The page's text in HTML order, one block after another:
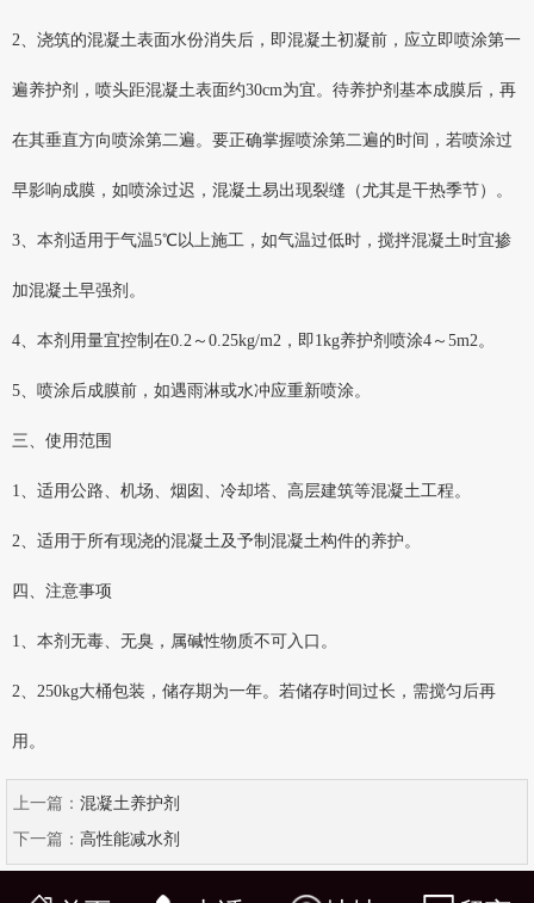
2、浇筑的混凝土表面水份消失后，即混凝土初凝前，应立即喷涂第一
遍养护剂，喷头距混凝土表面约30cm为宜。待养护剂基本成膜后，再
在其垂直方向喷涂第二遍。要正确掌握喷涂第二遍的时间，若喷涂过
早影响成膜，如喷涂过迟，混凝土易出现裂缝（尤其是干热季节）。
3、本剂适用于气温5℃以上施工，如气温过低时，搅拌混凝土时宜掺
加混凝土早强剂。
4、本剂用量宜控制在0.2～0.25kg/m2，即1kg养护剂喷涂4～5m2。
5、喷涂后成膜前，如遇雨淋或水冲应重新喷涂。
三、使用范围
1、适用公路、机场、烟囱、冷却塔、高层建筑等混凝土工程。
2、适用于所有现浇的混凝土及予制混凝土构件的养护。
四、注意事项
1、本剂无毒、无臭，属碱性物质不可入口。
2、250kg大桶包装，储存期为一年。若储存时间过长，需搅匀后再
用。
上一篇： 混凝土养护剂
下一篇： 高性能减水剂